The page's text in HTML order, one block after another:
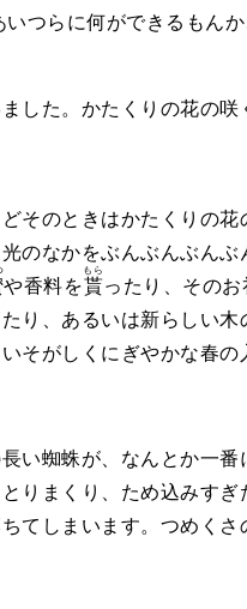
いつらに何ができるもん
した。かたくりの花の咲
そのときはかたくりの花
のなかをぶんぶんぶん
や香料を貰
もら
ったり、そのお
り、あるいは新らしい木
そがしくにぎやかな春の
い蜘蛛が、なんとか一番
りまくり、ため込みす
てしまいます。つめくさ